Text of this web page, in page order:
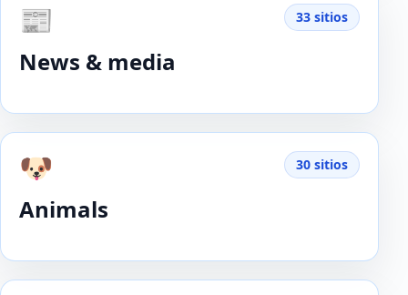
📰
News & media
33 sitios
🐶
Animals
30 sitios